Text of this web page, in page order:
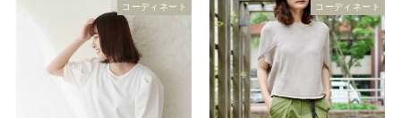
コーディネート コーディネート